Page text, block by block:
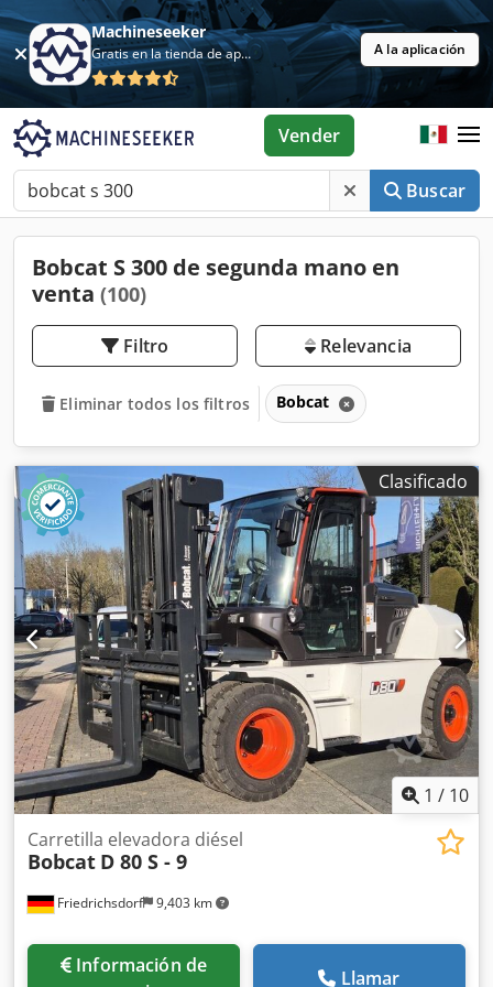
Machineseeker
Gratis en la tienda de aplicaciones A la aplicación
Buscar
Vender
Bobcat S 300 de segunda mano en
venta (100)
Filtro Relevancia
Eliminar todos los filtros Bobcat
Clasificado
1 / 10
Friedrichsdorf 9,403 km
Carretilla elevadora diésel
Bobcat D 80 S - 9
Información de
Llamar